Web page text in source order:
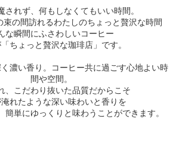
されず、何もしなくてもいい時間。
束の間訪れるわたしのちょっと贅沢な時間
な瞬間にふさわしいコーヒー
ちょっと贅沢な珈琲店」です。
濃い香り。コーヒー共に過ごす心地よい時
間や空間。
、こだわり抜いた品質だからこそ
れたような深い味わいと香りを
簡単にゆっくりと味わうことができます。